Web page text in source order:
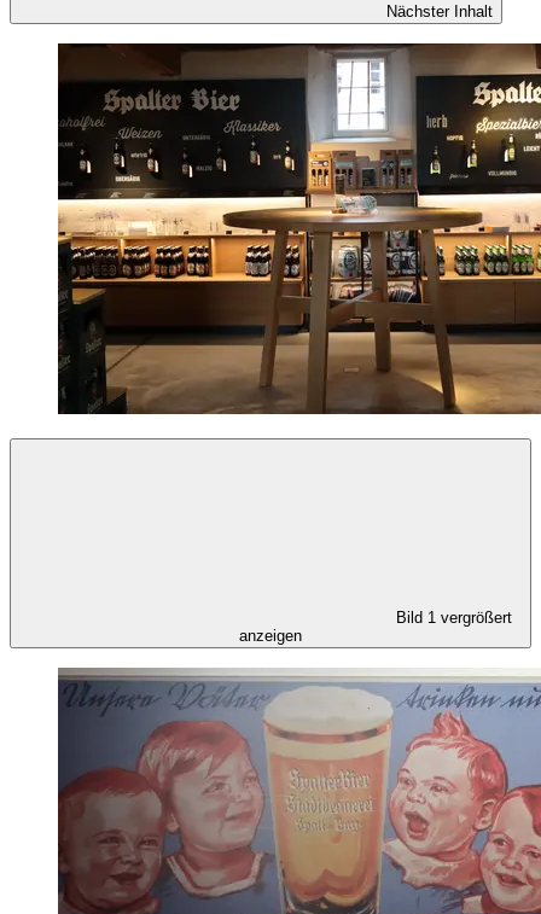
Nächster Inhalt
Bild 1 vergrößert
anzeigen